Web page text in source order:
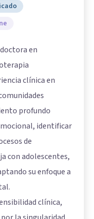
en
clínica en
profundo
identificar
de
con adolescentes,
su enfoque a
clínica,